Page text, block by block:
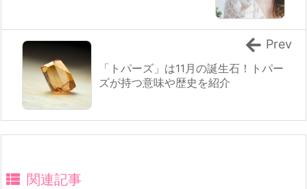
「トパーズ」は11月の誕生石！トパー
ズが持つ意味や歴史を紹介
Prev
関連記事